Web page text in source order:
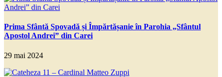
Prima Sfântă Spovadă și Împărtășanie în Parohia „Sfântul
Apostol Andrei” din Carei
29 mai 2024